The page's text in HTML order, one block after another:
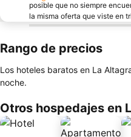
posible que no siempre
la misma oferta que viste en
Rango de precios
Los hoteles baratos en La
noche.
Otros hospedajes en